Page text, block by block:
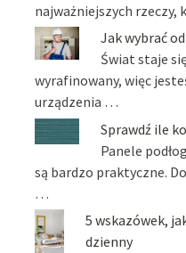
najważniejszych
Jak wybrać
Świat staje
wyrafinowany, więc
urządzenia …
Sprawdź ile
Panele
są bardzo praktyczne.
…
5 wskazówek,
dzienny